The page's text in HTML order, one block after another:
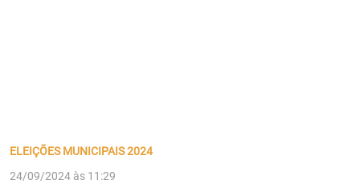
ELEIÇÕES MUNICIPAIS 2024
24/09/2024 às 11:29